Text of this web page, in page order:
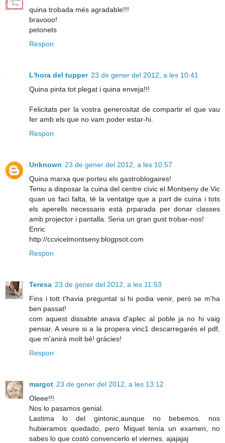
quina trobada més agradable!!!
bravooo!
petonets
Respon
L'hora del tupper 23 de gener del 2012, a les 10:41
Quina pinta tot plegat i quina enveja!!!
Felicitats per la vostra generositat de compartir el que vau
fer amb els que no vam poder estar-hi.
Respon
Unknown 23 de gener del 2012, a les 10:57
Quina marxa que porteu els gastroblogaires!
Teniu a disposar la cuina del centre cívic el Montseny de Vic
quan us faci falta, té la ventatge que a part de cuina i tots
els aperells necessaris està prparada per donar classes
amb projector i pantalla. Seria un gran gust trobar-nos!
Enric
http://ccvicelmontseny.blogpsot.com
Respon
Teresa 23 de gener del 2012, a les 11:53
Fins i tott t'havia preguntat si hi podia venir, però se m'ha
ben passat!
com aquest dissabte anava d'aplec al poble ja no hi vaig
pensar. A veure si a la propera vinc1 descarregarés el pdf,
que m'anirà molt bé! gràcies!
Respon
margot 23 de gener del 2012, a les 13:12
Oleee!!!
Nos lo pasamos genial.
Lastima lo del gintonic,aunque no bebemos. nos
hubieramos quedado, pero Miquel tenía un examen, no
sabes lo que costó convencerlo el viernes. ajajajaj